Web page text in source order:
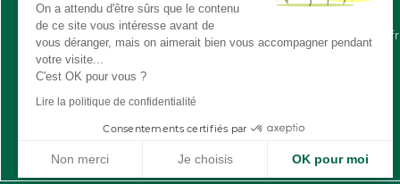
Autres demandes:
info@gardirex.fr
On a attendu d'être sûrs que le contenu
de ce site vous intéresse avant de
vous déranger, mais on aimerait bien vous accompagner pendant
votre visite...
C'est OK pour vous ?
Lire la politique de confidentialité
Consentements certifiés par
Non merci Je choisis OK pour moi